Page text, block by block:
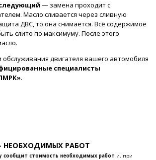
— замена проходит с
Масло сливается через сливную
ДВС, то она снимается. Всё содержимое
слито по максимуму. После этого
двигателя вашего автомобиля
специалисты
.
НЕОБХОДИМЫХ РАБОТ
сообщит стоимость необходимых работ и, при